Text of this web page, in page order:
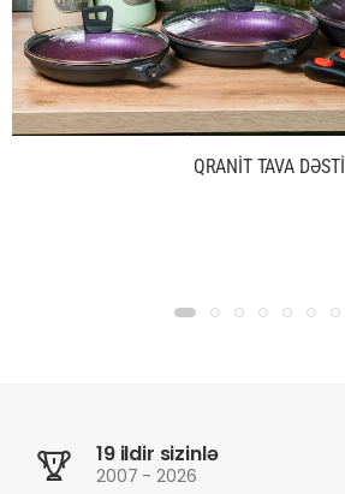
QRANİT TAVA DƏSTİ
19 ildir sizinlə
2007 - 2026